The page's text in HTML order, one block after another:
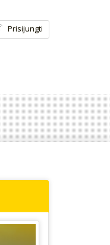
Prisijungti